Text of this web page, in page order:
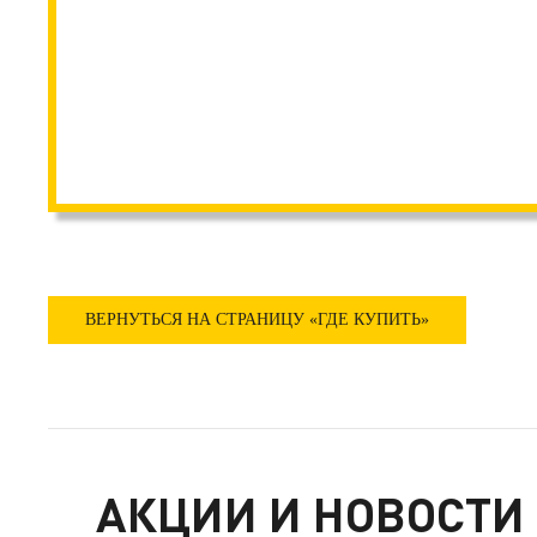
ВЕРНУТЬСЯ НА СТРАНИЦУ «ГДЕ КУПИТЬ»
АКЦИИ И НОВОСТИ